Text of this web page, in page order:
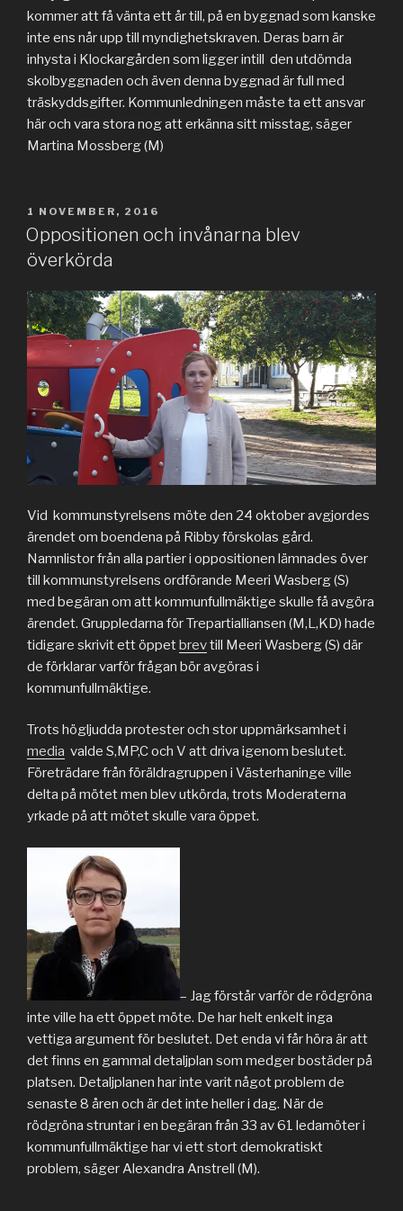
kommer att få vänta ett år till, på en byggnad som kanske
inte ens når upp till myndighetskraven. Deras barn är
inhysta i Klockargården som ligger intill den utdömda
skolbyggnaden och även denna byggnad är full med
träskyddsgifter. Kommunledningen måste ta ett ansvar
här och vara stora nog att erkänna sitt misstag, säger
Martina Mossberg (M)
PUBLICERAT
1 NOVEMBER, 2016
Oppositionen och invånarna blev
överkörda
Vid kommunstyrelsens möte den 24 oktober avgjordes
ärendet om boendena på Ribby förskolas gård.
Namnlistor från alla partier i oppositionen lämnades över
till kommunstyrelsens ordförande Meeri Wasberg (S)
med begäran om att kommunfullmäktige skulle få avgöra
ärendet. Gruppledarna för Trepartialliansen (M,L,KD) hade
tidigare skrivit ett öppetbrevtill Meeri Wasberg (S) där
de förklarar varför frågan bör avgöras i
kommunfullmäktige.
Trots högljudda protester och stor uppmärksamhet i
media valde S,MP,C och V att driva igenom beslutet.
Företrädare från föräldragruppen i Västerhaninge ville
delta på mötet men blev utkörda, trots Moderaterna
yrkade på att mötet skulle vara öppet.
– Jag förstår varför de rödgröna
inte ville ha ett öppet möte. De har helt enkelt inga
vettiga argument för beslutet. Det enda vi får höra är att
det finns en gammal detaljplan som medger bostäder på
platsen. Detaljplanen har inte varit något problem de
senaste 8 åren och är det inte heller i dag. När de
rödgröna struntar i en begäran från 33 av 61 ledamöter i
kommunfullmäktige har vi ett stort demokratiskt
problem, säger Alexandra Anstrell (M).